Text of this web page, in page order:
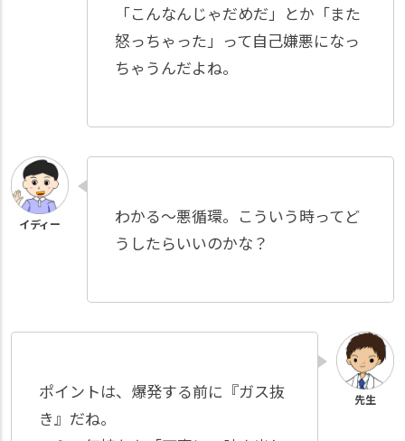
「こんなんじゃだめだ」とか「また
怒っちゃった」って自己嫌悪になっ
ちゃうんだよね。
わかる～悪循環。こういう時ってど
うしたらいいのかな？
ポイントは、爆発する前に『ガス抜
き』だね。